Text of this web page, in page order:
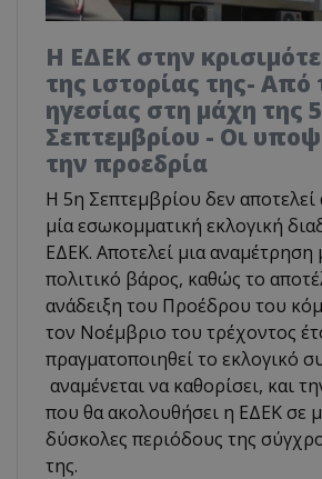
Η ΕΔΕΚ στην
της ιστορίας της- Από
ηγεσίας στη μάχη της
Σεπτεμβρίου - Οι
την προεδρία
Η 5η Σεπτεμβρίου δεν
μία εσωκομματική εκλογική
ΕΔΕΚ. Αποτελεί μια αναμέτρηση
πολιτικό βάρος, καθώς το
ανάδειξη του Προέδρου του
τον Νοέμβριο του τρέχοντος
πραγματοποιηθεί το εκλογικό
αναμένεται να καθορίσει, και
που θα ακολουθήσει η ΕΔΕΚ σε
δύσκολες περιόδους της
της.